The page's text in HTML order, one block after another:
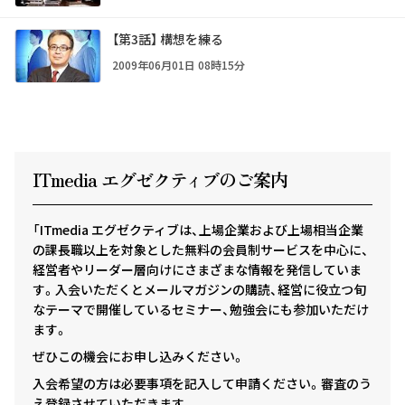
【第3話】 構想を練る
2009年06月01日 08時15分
ITmedia エグゼクティ ブのご案内
「ITmedia エグゼクティブは、上場企業および上場相当企業
の課長職以上を対象とした無料の会員制サービスを中心に、
経営者やリーダー層向けにさまざまな情報を発信していま
す。入会いただくとメールマガジンの購読、経営に役立つ旬
なテーマで開催しているセミナー、勉強会にも参加いただけ
ます。
ぜひこの機会にお申し込みください。
入会希望の方は必要事項を記入して申請ください。審査のう